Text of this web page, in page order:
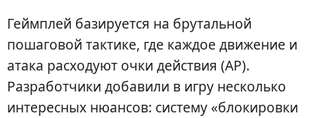
Геймплей базируется на брутальной
пошаговой тактике, где каждое движение и
атака расходуют очки действия (AP).
Разработчики добавили в игру несколько
интересных нюансов: систему «блокировки